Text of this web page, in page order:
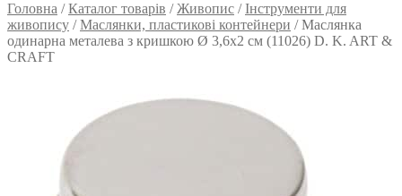
Головна /Каталог товарів /Живопис /Інструменти для
живопису /Маслянки, пластикові контейнери /Маслянка
одинарна металева з кришкою Ø 3,6х2 см (11026) D. K. ART &
CRAFT